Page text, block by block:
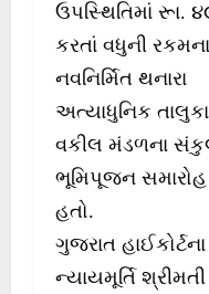
ઉપસ્થિતિમાં રૂા.
કરતાં વધુની
નવનિર્મિત થનારા
અત્યાધુનિક
વકીલ મંડળના
ભૂમિપૂજન સમારોહ
હતો.
ગુજરાત
ન્યાયમૂર્તિ